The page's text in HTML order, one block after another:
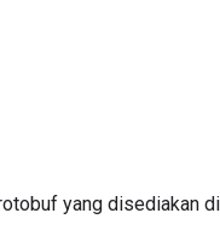
yang disediakan